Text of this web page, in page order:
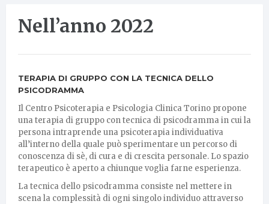
Nell’anno 2022
TERAPIA DI GRUPPO CON LA TECNICA DELLO
PSICODRAMMA
Il Centro Psicoterapia e Psicologia Clinica Torino propone
una terapia di gruppo con tecnica di psicodramma in cui la
persona intraprende una psicoterapia individuativa
all’interno della quale può sperimentare un percorso di
conoscenza di sè, di cura e di crescita personale. Lo spazio
terapeutico è aperto a chiunque voglia farne esperienza.
La tecnica dello psicodramma consiste nel mettere in
scena la complessità di ogni singolo individuo attraverso